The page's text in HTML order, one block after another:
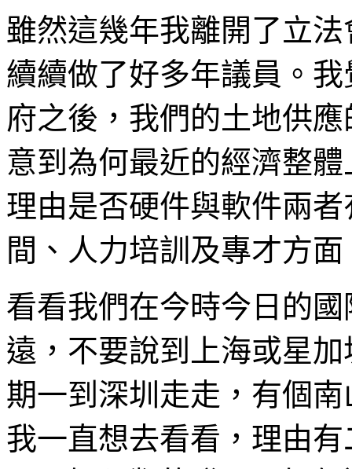
雖然這幾年我離開了立
續續做了好多年議員。
府之後，我們的土地供
意到為何最近的經濟整
理由是否硬件與軟件兩
間、人力培訓及專才方
看看我們在今時今日的
遠，不要說到上海或星
期一到深圳走走，有個
我一直想去看看，理由